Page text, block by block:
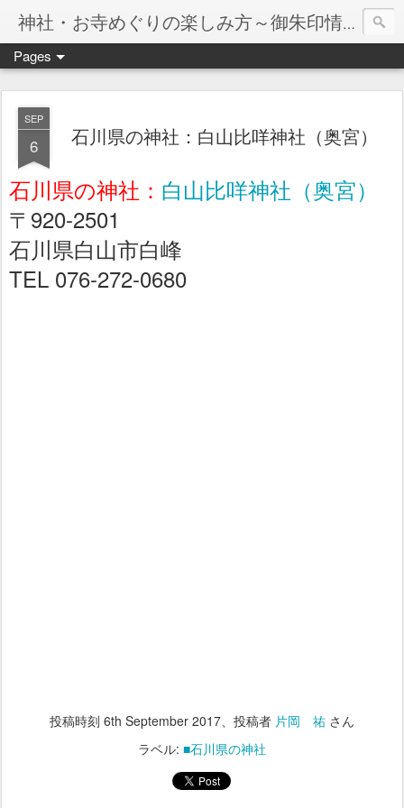
神社・お寺めぐりの楽しみ方～御朱印情報マップ～
Pages
SEP
6 石川県の神社：白山比咩神社（奥宮）
石川県の神社： 白山比咩神社（奥宮）
〒920-2501
石川県白山市白峰
TEL 076-272-0680
投稿時刻 6th September 2017、投稿者 片岡 祐 さん
ラベル: ■石川県の神社